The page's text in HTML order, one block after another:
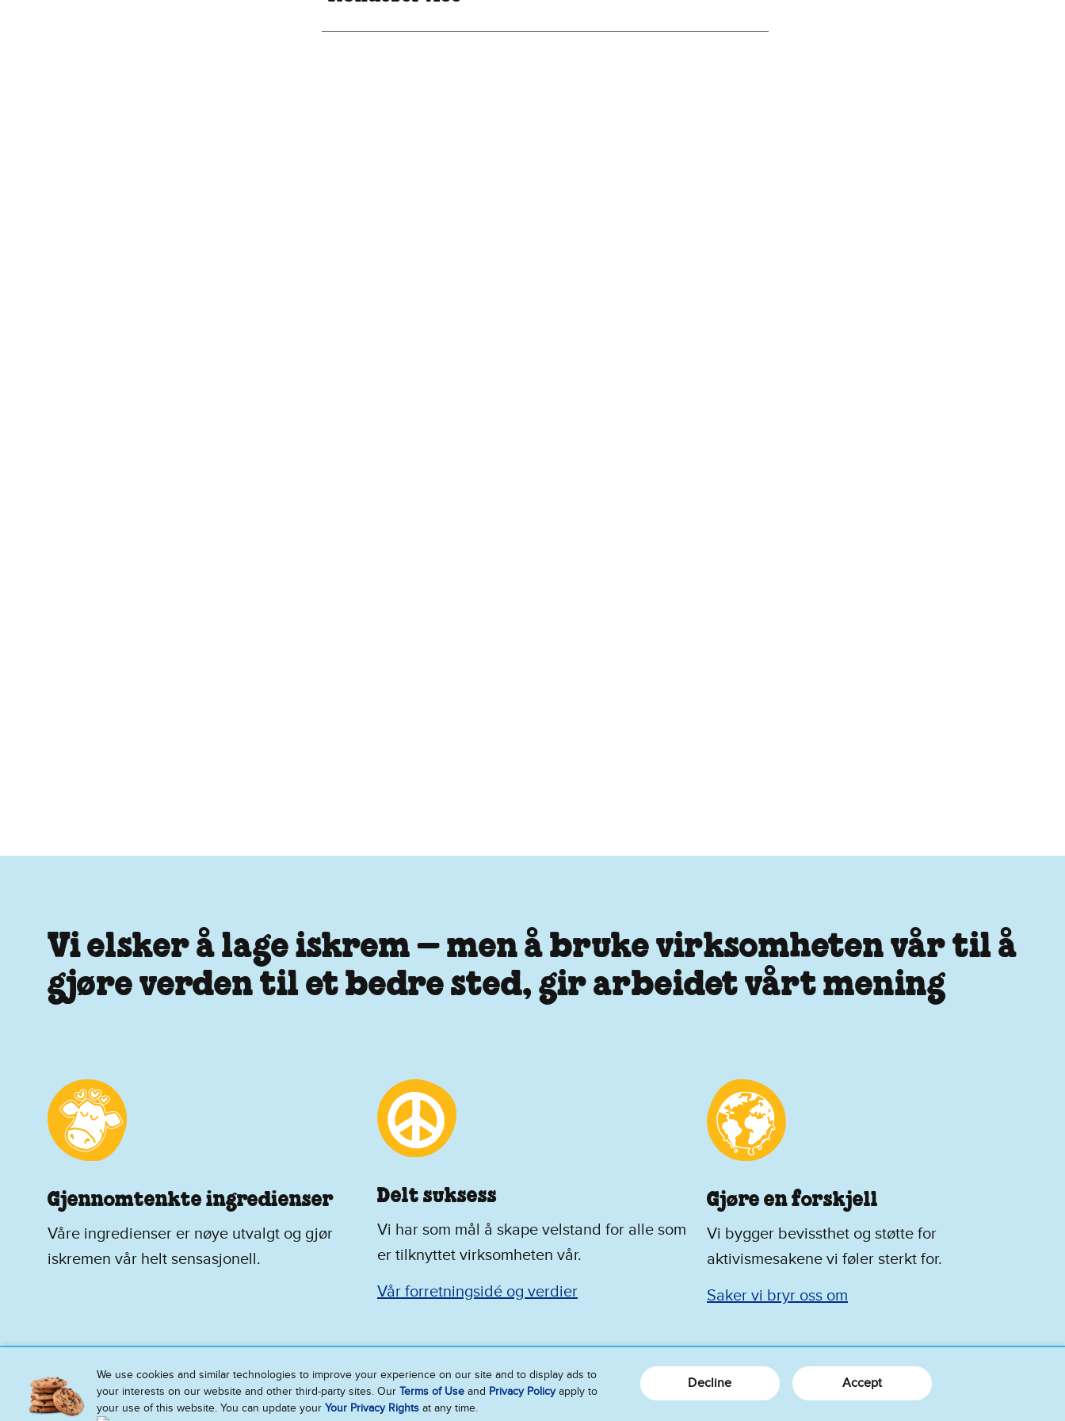
Vi elsker å lage iskrem – men å bruke virksomheten vår til å
gjøre verden til et bedre sted, gir arbeidet vårt mening
Gjennomtenkte ingredienser
Våre ingredienser er nøye utvalgt og gjør
iskremen vår helt sensasjonell.
Delt suksess
Vi har som mål å skape velstand for alle som
er tilknyttet virksomheten vår.
Vår forretningsidé og verdier
Gjøre en forskjell
Vi bygger bevissthet og støtte for
aktivismesakene vi føler sterkt for.
Saker vi bryr oss om
We use cookies and similar technologies to improve your experience on our site and to display ads to
your interests on our website and other third-party sites. Our Terms of Use and Privacy Policyapply to
your use of this website. You can update your Your Privacy Rights at any time.
Decline Accept